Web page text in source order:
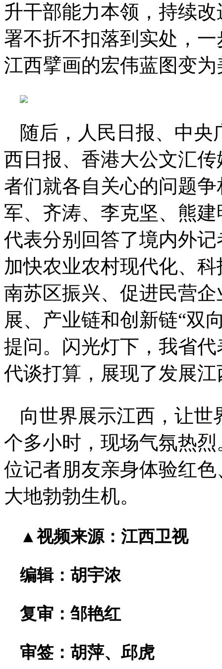
升干部能力本领，持续
署不折不扣落到实处，
江西擘画的宏伟蓝图变
随后，人民日报、中
西日报、香港大公文汇
者们就各自关心的问题
军、齐涛、李克坚、熊
代表分别回答了境内外
加快农业农村现代化、
南苏区振兴、促进民营
展、产业链和创新链“双
提问。闪光灯下，我省
代谈打算，展现了发展
向世界展示江西，让世
个多小时，现场气氛热
位记者朋友亲身体验红
大地勃勃生机。
▲视频来源：江西卫视
编辑：胡宇浓
复审：邹艳红
审签：胡萍、邱虎